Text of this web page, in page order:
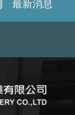
最新消息